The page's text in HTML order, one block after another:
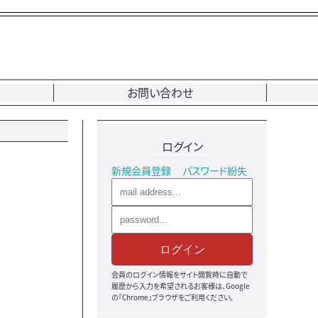
お問い合わせ
ログイン
新規会員登録 パスワード紛失
ログイン
会員のログイン情報をサイト閲覧時に自動で
履歴から入力を希望されるお客様は、Google
の『Chrome』ブラウザをご利用ください。